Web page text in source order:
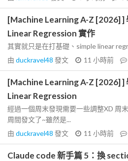
[Machine Learning A-Z [2026] ]
Linear Regression 實作
其實就只是在打基礎、simple linear
由 duckravel48 發文 11 小時前
[Machine Learning A-Z [2026] ]
Linear Regression
經過一個周末發現需要一些調整XD 周
周間發文了~雖然是...
由 duckravel48 發文 11 小時前
Claude code 新手篇 5：換